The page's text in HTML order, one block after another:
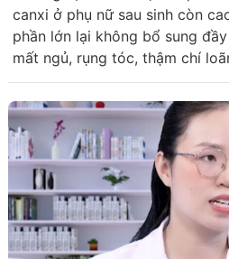
canxi ở phụ nữ sau sinh còn
phần lớn lại không bổ sung
mất ngủ, rụng tóc, thậm chí